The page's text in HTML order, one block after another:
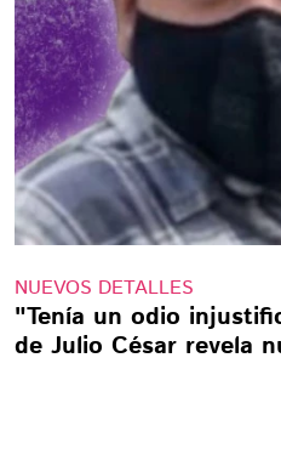
NUEVOS DETALLES
"Tenía un odio
de Julio César revela